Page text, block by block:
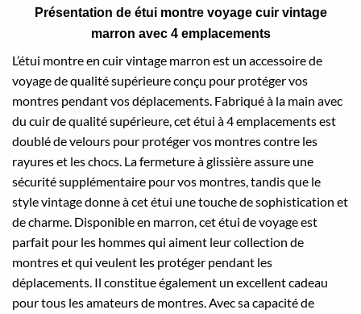
Présentation de étui montre voyage cuir vintage
marron avec 4 emplacements
L’étui montre en cuir vintage marron est un accessoire de
voyage de qualité supérieure conçu pour protéger vos
montres pendant vos déplacements. Fabriqué à la main avec
du cuir de qualité supérieure, cet étui à 4 emplacements est
doublé de velours pour protéger vos montres contre les
rayures et les chocs. La fermeture à glissière assure une
sécurité supplémentaire pour vos montres, tandis que le
style vintage donne à cet étui une touche de sophistication et
de charme. Disponible en marron, cet étui de voyage est
parfait pour les hommes qui aiment leur collection de
montres et qui veulent les protéger pendant les
déplacements. Il constitue également un excellent cadeau
pour tous les amateurs de montres. Avec sa capacité de